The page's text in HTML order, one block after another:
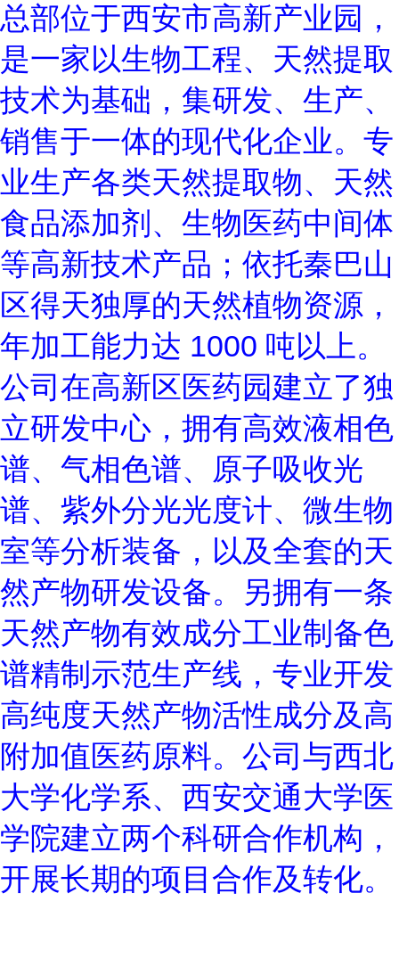
总部位于西安市高新产业园，
是一家以生物工程、天然提取
技术为基础，集研发、生产、
销售于一体的现代化企业。专
业生产各类天然提取物、天然
食品添加剂、生物医药中间体
等高新技术产品；依托秦巴山
区得天独厚的天然植物资源，
年加工能力达 1000 吨以上。
公司在高新区医药园建立了独
立研发中心，拥有高效液相色
谱、气相色谱、原子吸收光
谱、紫外分光光度计、微生物
室等分析装备，以及全套的天
然产物研发设备。另拥有一条
天然产物有效成分工业制备色
谱精制示范生产线，专业开发
高纯度天然产物活性成分及高
附加值医药原料。公司与西北
大学化学系、西安交通大学医
学院建立两个科研合作机构，
开展长期的项目合作及转化。